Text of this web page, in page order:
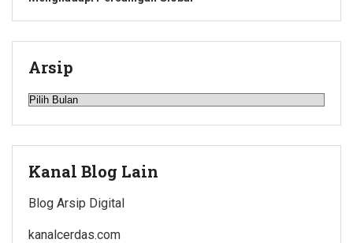
Arsip
Arsip
Kanal Blog Lain
Blog Arsip Digital
kanalcerdas.com